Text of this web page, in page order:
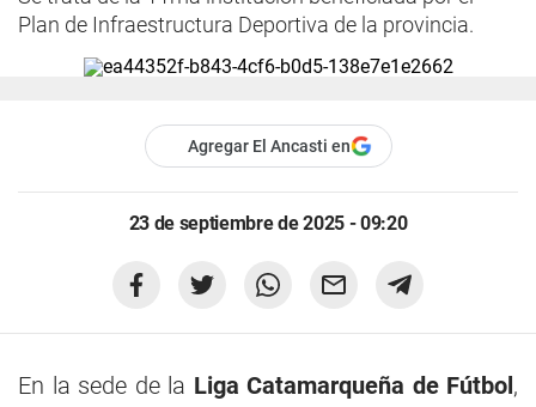
Plan de Infraestructura Deportiva de la provincia.
Agregar El Ancasti en
23 de septiembre de 2025 - 09:20
En la sede de la Liga Catamarqueña de Fútbol ,